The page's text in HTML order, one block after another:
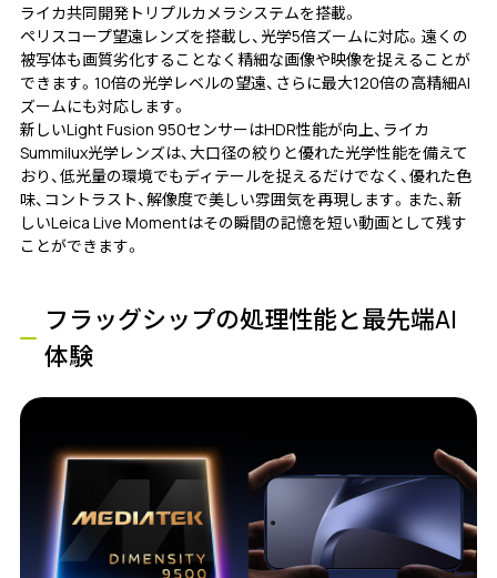
ライカ共同開発トリプルカメラシステムを搭載。
ペリスコープ望遠レンズを搭載し、光学5倍ズームに対応。遠くの
被写体も画質劣化することなく精細な画像や映像を捉えることが
できます。10倍の光学レベルの望遠、さらに最大120倍の高精細AI
ズームにも対応します。
新しいLight Fusion 950センサーはHDR性能が向上、ライカ
Summilux光学レンズは、大口径の絞りと優れた光学性能を備えて
おり、低光量の環境でもディテールを捉えるだけでなく、優れた色
味、コントラスト、解像度で美しい雰囲気を再現します。また、新
しいLeica Live Momentはその瞬間の記憶を短い動画として残す
ことができます。
フラッグシップの処理性能と最先端AI
体験